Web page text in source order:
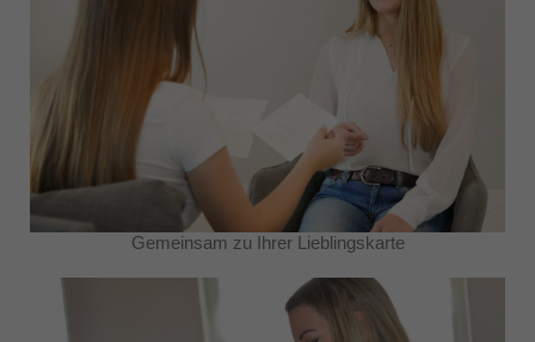
Gemeinsam zu Ihrer Lieblingskarte